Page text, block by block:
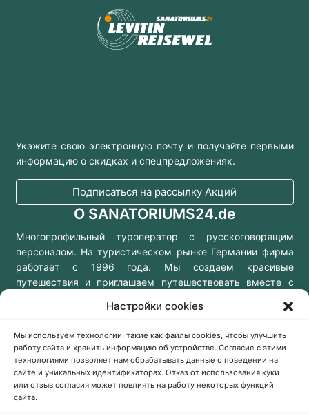
Настройки cookies
Мы используем технологии, такие как файлы cookies, чтобы улучшить
работу сайта и хранить информацию об устройстве. Согласие с этими
технологиями позволяет нам обрабатывать данные о поведении на
сайте и уникальных идентификаторах. Отказ от использования куки
или отзыв согласия может повлиять на работу некоторых функций
сайта.
Укажите свою электронную почту и получайте первыми
информацию о скидках и спецпредложениях.
Подписаться на рассылку Акций
О SANATORIUMS24.de
Многопрофильный туроператор с русскоговорящим
персоналом. На туристическом рынке Германии фирма
работает с 1996 года. Мы создаем красивые
путешествия и приглашаем путешествовать вместе с
Консультации онлайн
Заказать звонок